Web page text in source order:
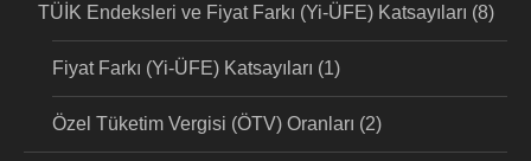
TÜİK Endeksleri ve Fiyat Farkı (Yi-ÜFE) Katsayıları (8)
Fiyat Farkı (Yi-ÜFE) Katsayıları (1)
Özel Tüketim Vergisi (ÖTV) Oranları (2)